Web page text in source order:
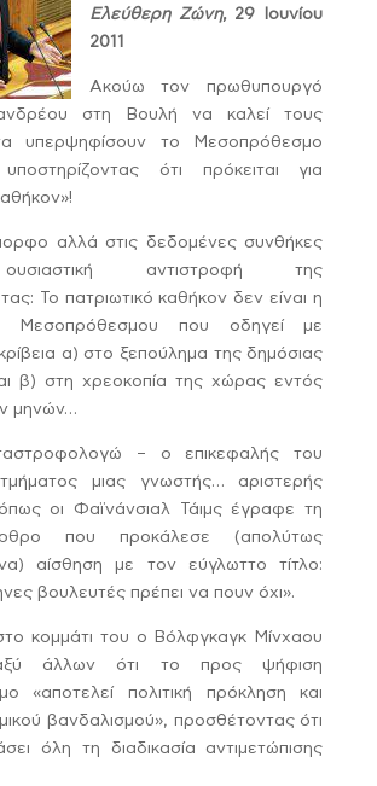
Ελεύθερη Ζώνη, 29 Ιουνίου
2011
Ακούω τον πρωθυπουργό
στη Βουλή να καλεί τους
υπερψηφίσουν το Μεσοπρόθεσμο
ότι πρόκειται για
αλλά στις δεδομένες συνθήκες
αντιστροφή της
Το πατριωτικό καθήκον δεν είναι η
Μεσοπρόθεσμου που οδηγεί με
α) στο ξεπούλημα της δημόσιας
β) στη χρεοκοπία της χώρας εντός
μηνών…
– ο επικεφαλής του
τμήματος μιας γνωστής… αριστερής
οι Φαϊνάνσιαλ Τάιμς έγραφε τη
που προκάλεσε (απολύτως
αίσθηση με τον εύγλωττο τίτλο:
βουλευτές πρέπει να πουν όχι».
κομμάτι του ο Βόλφγκαγκ Μίνχαου
άλλων ότι το προς ψήφιση
«αποτελεί πολιτική πρόκληση και
βανδαλισμού», προσθέτοντας ότι
όλη τη διαδικασία αντιμετώπισης